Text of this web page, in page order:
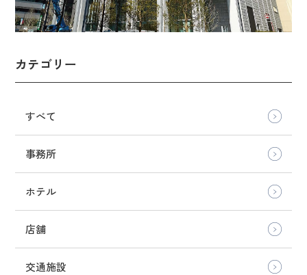
カテゴリー
すべて
事務所
ホテル
店舗
交通施設